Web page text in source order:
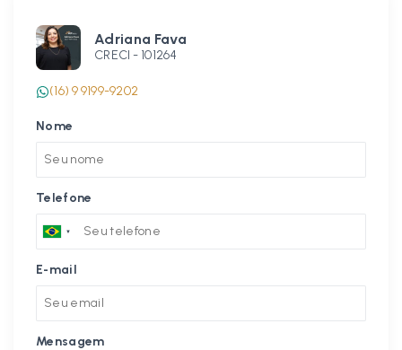
Adriana Fava
CRECI - 101264
(16) 9 9199-9202
Nome
Telefone
E-mail
Mensagem